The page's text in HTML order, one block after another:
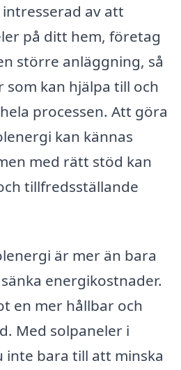
av att
på ditt hem, företag
större anläggning, så
kan hjälpa till och
processen. Att göra
kan kännas
med rätt stöd kan
tillfredsställande
är mer än bara
energikostnader.
en mer hållbar och
Med solpaneler i
inte bara till att minska